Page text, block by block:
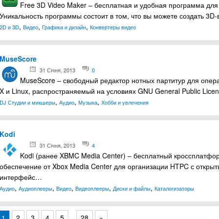
Free 3D Video Maker – бесплатная и удобная программа для
Уникальность программы состоит в том, что вы можете создать
2D и 3D, Видео, Графика и дизайн, Конвертеры видео
MuseScore
31 Січня, 2013 0
MuseScore – свободный редактор нотных партитур для
X и Linux, распространяемый на условиях GNU General Public
DJ Студии и микшеры, Аудио, Музыка, Хобби и увлечения
Kodi
31 Січня, 2013 4
Kodi (ранее XBMC Media Center) – бесплатный
обеспечение от Xbox Media Center для организации HTPC с
интерфейс…
Аудио, Аудиоплееры, Видео, Видеоплееры, Диски и файлы, Каталогизаторы